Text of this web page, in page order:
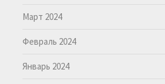
Март 2024
Февраль 2024
Январь 2024